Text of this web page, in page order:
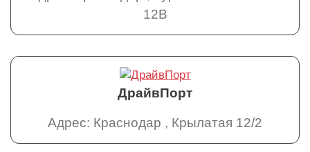
12В
ДрайвПорт
Адрес: Краснодар , Крылатая 12/2